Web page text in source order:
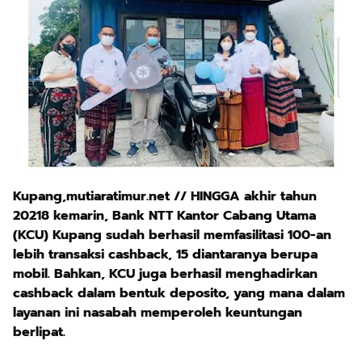
Kupang,mutiaratimur.net // HINGGA akhir tahun
20218 kemarin, Bank NTT Kantor Cabang Utama
(KCU) Kupang sudah berhasil memfasilitasi 100-an
lebih transaksi cashback, 15 diantaranya berupa
mobil. Bahkan, KCU juga berhasil menghadirkan
cashback dalam bentuk deposito, yang mana dalam
layanan ini nasabah memperoleh keuntungan
berlipat.